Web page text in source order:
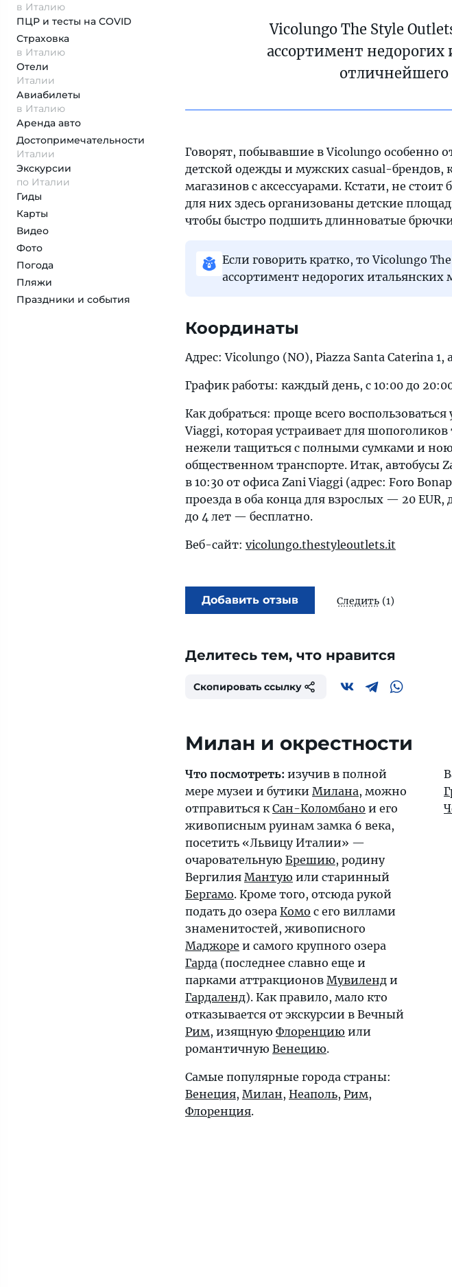
в Италию
ПЦР и тесты на COVID
Страховка
в Италию
Отели
Италии
Авиабилеты
в Италию
Аренда авто
Достопримеча­тельности
Италии
Экскурсии
по Италии
Гиды
Карты
Видео
Фото
Погода
Пляжи
Праздники и события
Vicolungo The Style
ассортимент
отличнейшего
Говорят, побывавшие в Vicolungo особенно
детской одежды и мужских casual-брендов,
магазинов с аксессуарами. Кстати, не
для них здесь организованы детские
чтобы быстро подшить длинноватые
Если говорить кратко, то Vicolungo
ассортимент недорогих итальянских
Координаты
Адрес: Vicolungo (NO), Piazza Santa Caterina 1,
График работы: каждый день, с 10:00 до
Как добраться: проще всего
Viaggi, которая устраивает для
нежели тащиться с полными сумками и
общественном транспорте. Итак, автобусы
в 10:30 от офиса Zani Viaggi (адрес: Foro
проезда в оба конца для взрослых — 20 EUR,
до 4 лет — бесплатно.
Веб-сайт: vicolungo.thestyleoutlets.it
Добавить отзыв Следить (1)
Делитесь тем, что нравится
Скопировать ссылку
Милан и окрестности
Что посмотреть: изучив в полной
мере музеи и бутики Милана, можно
отправиться кСан-Коломбано и его
живописным руинам замка 6 века,
посетить «Львицу Италии» —
очаровательную Брешию, родину
Вергилия Мантую или старинный
Бергамо. Кроме того, отсюда рукой
подать до озера Комо с его виллами
знаменитостей, живописного
Маджоре и самого крупного озера
Гарда (последнее славно еще и
парками аттракционов Мувиленд и
Гардаленд). Как правило, мало кто
отказывается от экскурсии в Вечный
Рим, изящную Флоренцию или
романтичную Венецию.
Самые популярные города страны:
Венеция, Милан, Неаполь, Рим,
Флоренция.